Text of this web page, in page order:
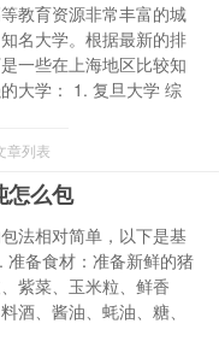
教育资源非常丰富的城
名大学。根据最新的排
一些在上海地区比较知
大学： 1. 复旦大学 综
章列表
怎么包
法相对简单，以下是基
准备食材：准备新鲜的猪
紫菜、玉米粒、鲜香
酒、酱油、蚝油、糖、